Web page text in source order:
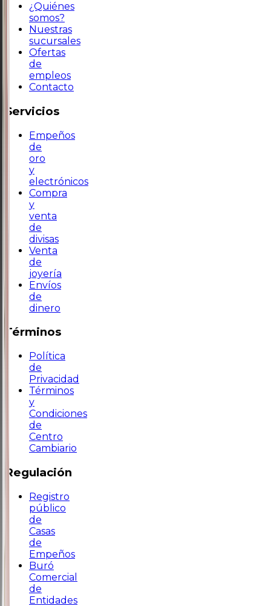
¿Quiénes
somos?
Nuestras
sucursales
Ofertas
de
empleos
Contacto
Servicios
Empeños
de
oro
y
electrónicos
Compra
y
venta
de
divisas
Venta
de
joyería
Envíos
de
dinero
Términos
Política
de
Privacidad
Términos
y
Condiciones
de
Centro
Cambiario
Regulación
Registro
público
de
Casas
de
Empeños
Buró
Comercial
de
Entidades